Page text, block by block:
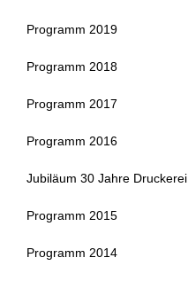
Programm 2019
Programm 2018
Programm 2017
Programm 2016
Jubiläum 30 Jahre Druckerei
Programm 2015
Programm 2014